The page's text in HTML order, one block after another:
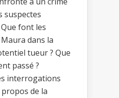
suspectes
font les
dans la
tueur ? Que
passé ?
interrogations
de la